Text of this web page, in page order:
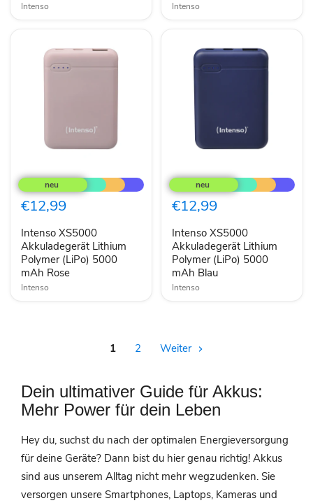
Intenso Intenso
XS5000
Akkuladegerät
Lithium
Polymer
5000
mAh
Rose
€12,99
Intenso XS5000
Akkuladegerät Lithium
Polymer (LiPo) 5000
mAh Rose
Intenso
XS5000
Akkuladegerät
Lithium
Polymer
5000
mAh
Blau
€12,99
Intenso XS5000
Akkuladegerät Lithium
Polymer (LiPo) 5000
mAh Blau
Intenso
1 2 Weiter
Dein ultimativer Guide für Akkus:
Mehr Power für dein Leben
Hey du, suchst du nach der optimalen Energieversorgung
für deine Geräte? Dann bist du hier genau richtig! Akkus
sind aus unserem Alltag nicht mehr wegzudenken. Sie
versorgen unsere Smartphones, Laptops, Kameras und